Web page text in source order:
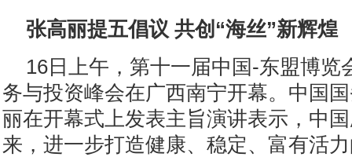
张高丽提五倡议 共创“海丝”新辉煌
16日上午，第十一届中国-东盟博览
务与投资峰会在广西南宁开幕。中国
丽在开幕式上发表主旨演讲表示，中
来，进一步打造健康、稳定、富有活